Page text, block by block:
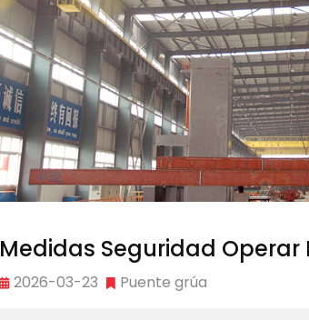
Medidas Seguridad Operar
2026-03-23 Puente grúa